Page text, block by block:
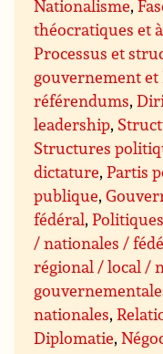
Nationalisme,
théocratiques et
Processus et
gouvernement et
référendums,
leadership,
Structures
dictature,Partis
publique,
fédéral,
/ nationales /
régional / local /
nationales,
Diplomatie,